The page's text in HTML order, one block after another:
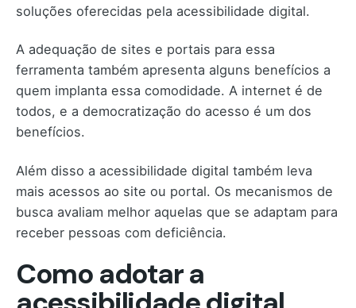
soluções oferecidas pela acessibilidade digital.
A adequação de sites e portais para essa
ferramenta também apresenta alguns benefícios a
quem implanta essa comodidade. A internet é de
todos, e a democratização do acesso é um dos
benefícios.
Além disso a acessibilidade digital também leva
mais acessos ao site ou portal. Os mecanismos de
busca avaliam melhor aquelas que se adaptam para
receber pessoas com deficiência.
Como adotar a